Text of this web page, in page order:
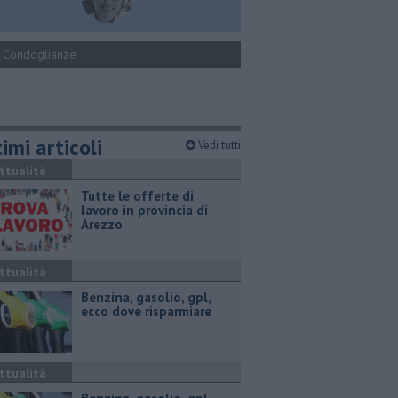
Condoglianze
articoli Vedi tutti
​Tutte le offerte di
lavoro in provincia di
Arezzo
​Benzina, gasolio, gpl,
ecco dove risparmiare